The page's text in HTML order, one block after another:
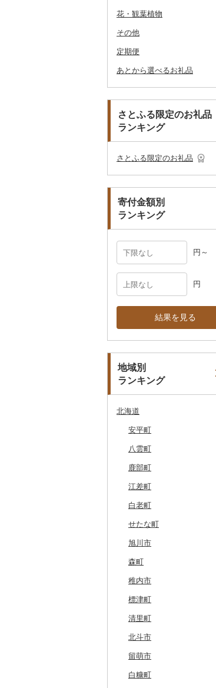
ゴルフウェア
その他ゴルフ
アウトドア・キャンプ
その他スポーツ
その他スポーツ
洗顔
その他スキンケア
石鹸・ボディーソープ
入浴剤
アロマ
プロテイン
その他美容
トートバッグ・ショル
ツケース
その他鞄・バッグ
洋服
女性・レディース
子供・ベビー
その他洋服
和服
靴・履物
靴・シューズ
スリッパ・下駄・草履
その他靴・履物
アクセサリー
ペンダント・ネックレ
ス
ピアス・イヤリング
その他アクセサリー
その他服飾小物
ショール・ストール
マフラー・手袋
織物
本場奄美大島紬
陶器・漆器
唐津焼
備前焼
美濃焼
村上木彫堆朱
その他装飾品・工芸品
数珠
工芸品
播州そろばん
美濃和紙
花・観葉植物
観葉植物・苗木
花
胡蝶蘭
造花・プリザーブドフ
ラワー
その他花
盆栽・その他
その他
地域サービス
その他
定期便
あとから選べるお礼品
さとふる限定のお礼品
ランキング
さとふる限定のお礼品
寄付金額別
ランキング
円～
円
結果を見る
地域別
ランキング
北海道
安平町
八雲町
鹿部町
江差町
白老町
せたな町
旭川市
森町
稚内市
標津町
清里町
北斗市
留萌市
白糠町